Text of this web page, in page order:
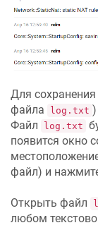
Для
файла
log.txt
Файл
log.txt
появится окно
файл) и
Открыть файл
любом